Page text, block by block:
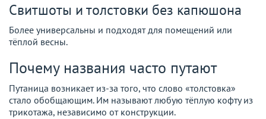
Свитшоты и толстовки без капюшона
Более универсальны и подходят для помещений или
тёплой весны.
Почему названия часто путают
Путаница возникает из-за того, что слово «толстовка»
стало обобщающим. Им называют любую тёплую кофту из
трикотажа, независимо от конструкции.